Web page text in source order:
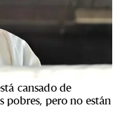
cansado de
pobres, pero no están